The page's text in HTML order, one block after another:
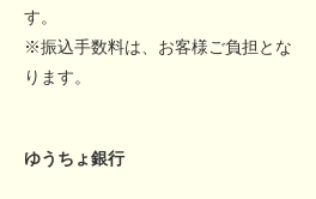
す。
※振込手数料は、お客様ご負担とな
ります。
ゆうちょ銀行